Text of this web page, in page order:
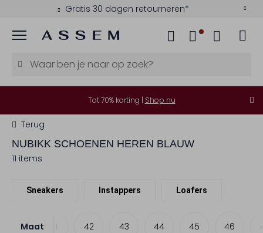
Gratis 30 dagen retourneren*
Menu
Tot 70% korting | Shop nu
Terug
NUBIKK SCHOENEN HEREN BLAUW
11 items
Sneakers Instappers Loafers
Maat
40 42 43 44 45 46